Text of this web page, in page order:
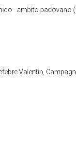
- ambito padovano
Valentin,